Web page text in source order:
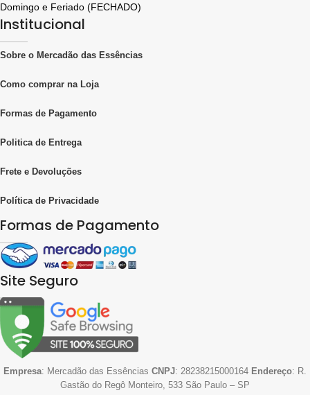
Domingo e Feriado (FECHADO)
Institucional
Sobre o Mercadão das Essências
Como comprar na Loja
Formas de Pagamento
Politica de Entrega
Frete e Devoluções
Política de Privacidade
Formas de Pagamento
Site Seguro
Empresa: Mercadão das Essências CNPJ: 28238215000164 Endereço: R.
Gastão do Regô Monteiro, 533 São Paulo – SP